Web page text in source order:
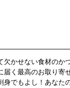
欠かせない食材のか
届く最高のお取り寄
身でもよし！あなた